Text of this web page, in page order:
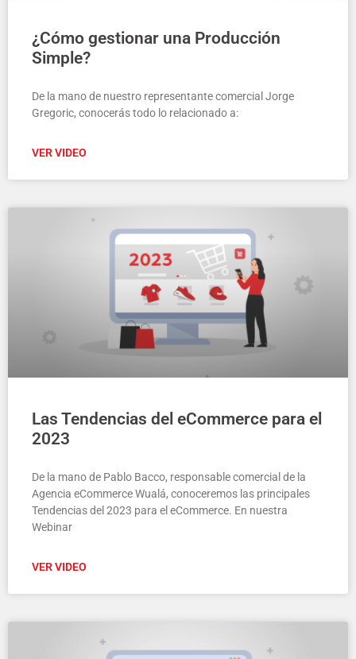
¿Cómo gestionar una Producción
Simple?
De la mano de nuestro representante comercial Jorge
Gregoric, conocerás todo lo relacionado a:
VER VIDEO
Las Tendencias del eCommerce para el
2023
De la mano de Pablo Bacco, responsable comercial de la
Agencia eCommerce Wualá, conoceremos las principales
Tendencias del 2023 para el eCommerce. En nuestra
Webinar
VER VIDEO